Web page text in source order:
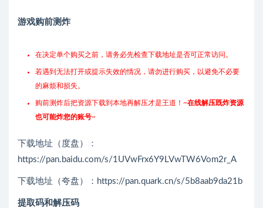
游戏购前测炸
在决定单个购买之前，请务必先检查下载地址是否可正常访问。
若遇到无法打开或提示失效的情况，请勿进行购买，以避免不必要
的麻烦和损失。
购前测炸后把资源下载到本地再解压才是王道！~在线解压既炸资源
也可能炸您的账号~
下载地址（度盘）：
https://pan.baidu.com/s/1UVwFrx6Y9LVwTW6Vom2r_A
下载地址（夸盘）：https://pan.quark.cn/s/5b8aab9da21b
提取码和解压码